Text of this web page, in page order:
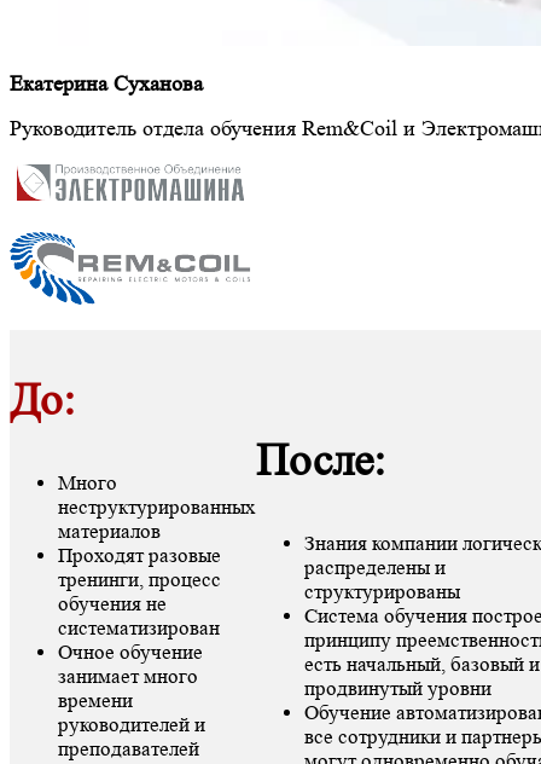
Екатерина Суханова
Руководитель отдела обучения Rem&Coil и
До:
Много
неструктурированных
материалов
Проходят разовые
тренинги, процесс
обучения не
систематизирован
Очное обучение
занимает много
времени
руководителей и
преподавателей
После:
Знания компании
распределены и
структурированы
Система обучения
принципу
есть начальный, базовый и
продвинутый уровни
Обучение
все сотрудники и